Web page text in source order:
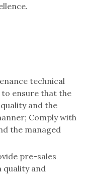
technical
ensure that the
and the
Comply with
the managed
pre-sales
quality and